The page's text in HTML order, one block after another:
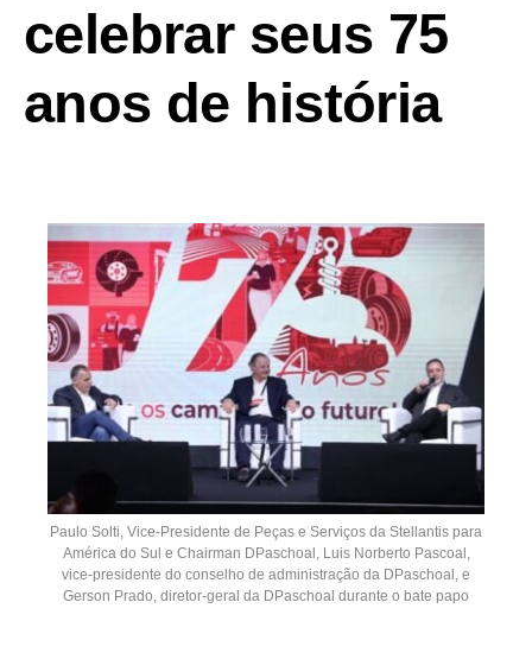
celebrar seus 75
anos de história
Paulo Solti, Vice-Presidente de Peças e Serviços da Stellantis para
América do Sul e Chairman DPaschoal, Luis Norberto Pascoal,
vice-presidente do conselho de administração da DPaschoal, e
Gerson Prado, diretor-geral da DPaschoal durante o bate papo